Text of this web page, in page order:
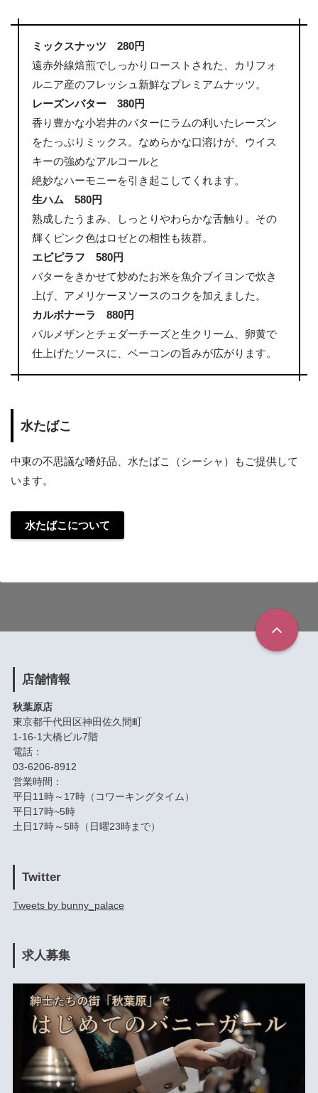
ミックスナッツ 280円
遠赤外線焙煎でしっかりローストされた、カリフォ
ルニア産のフレッシュ新鮮なプレミアムナッツ。
レーズンバター 380円
香り豊かな小岩井のバターにラムの利いたレーズン
をたっぷりミックス。なめらかな口溶けが、ウイス
キーの強めなアルコールと
絶妙なハーモニーを引き起こしてくれます。
生ハム 580円
熟成したうまみ、しっとりやわらかな舌触り。その
輝くピンク色はロゼとの相性も抜群。
エビピラフ 580円
バターをきかせて炒めたお米を魚介ブイヨンで炊き
上げ、アメリケーヌソースのコクを加えました。
カルボナーラ 880円
パルメザンとチェダーチーズと生クリーム、卵黄で
仕上げたソースに、ベーコンの旨みが広がります。
水たばこ
中東の不思議な嗜好品、水たばこ（シーシャ）もご提供して
います。
水たばこについて
店舗情報
秋葉原店
東京都千代田区神田佐久間町
1-16-1大橋ビル7階
電話：
03-6206-8912
営業時間：
平日11時～17時（コワーキングタイム）
平日17時~5時
土日17時～5時（日曜23時まで）
Twitter
Tweets by bunny_palace
求人募集